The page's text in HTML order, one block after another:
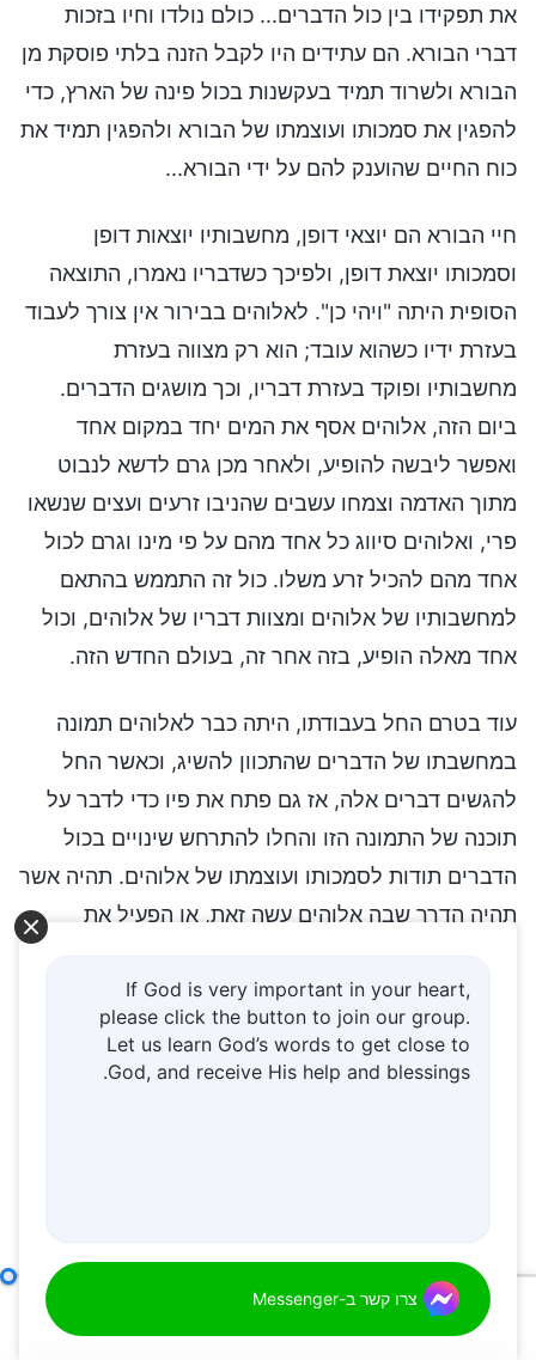
את תפקידו בין כול הדברים... כולם נולדו וחיו בזכות
דברי הבורא. הם עתידים היו לקבל הזנה בלתי פוסקת מן
הבורא ולשרוד תמיד בעקשנות בכול פינה של הארץ, כדי
להפגין את סמכותו ועוצמתו של הבורא ולהפגין תמיד את
כוח החיים שהוענק להם על ידי הבורא...
חיי הבורא הם יוצאי דופן, מחשבותיו יוצאות דופן
וסמכותו יוצאת דופן, ולפיכך כשדבריו נאמרו, התוצאה
הסופית היתה "ויהי כן". לאלוהים בבירור אין צורך לעבוד
בעזרת ידיו כשהוא עובד; הוא רק מצווה בעזרת
מחשבותיו ופוקד בעזרת דבריו, וכך מושגים הדברים.
ביום הזה, אלוהים אסף את המים יחד במקום אחד
ואפשר ליבשה להופיע, ולאחר מכן גרם לדשא לנבוט
מתוך האדמה וצמחו עשבים שהניבו זרעים ועצים שנשאו
פרי, ואלוהים סיווג כל אחד מהם על פי מינו וגרם לכול
אחד מהם להכיל זרע משלו. כול זה התממש בהתאם
למחשבותיו של אלוהים ומצוות דבריו של אלוהים, וכול
אחד מאלה הופיע, בזה אחר זה, בעולם החדש הזה.
עוד בטרם החל בעבודתו, היתה כבר לאלוהים תמונה
במחשבתו של הדברים שהתכוון להשיג, וכאשר החל
להגשים דברים אלה, אז גם פתח את פיו כדי לדבר על
תוכנה של התמונה הזו והחלו להתרחש שינויים בכול
הדברים תודות לסמכותו ועוצמתו של אלוהים. תהיה אשר
תהיה הדרך שבה אלוהים עשה זאת, או הפעיל את
של אלוהים ובזכות דברי אלוהים, ושינויים התרחשו צעד
אחר צעד בין השמיים והארץ, תודות לדבריו ולסמכותו
של אלוהים. כול השינויים וההתרחשויות האלה הפגינו
להשתקם, להתחדש ולמות. ובשל כך, כול הדברים
מתפקדים בזכות מחשבותיו ויחד עם זאת מתגשמים
בזכות הדברים הנאמרים מפיו...
If God is very important in your heart,
please click the button to join our group.
Let us learn God’s words to get close to
God, and receive His help and blessings.
צרו קשר ב-Messenger
אלוהים עצמו, הייחודי א'